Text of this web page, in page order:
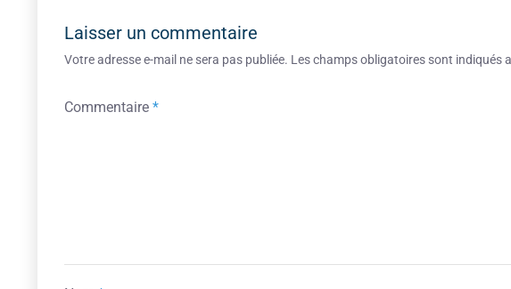
Laisser un commentaire
Votre adresse e-mail ne sera pas publiée. Les champs obligatoires sont indiqués
Commentaire *